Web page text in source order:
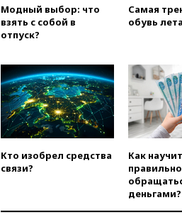
Модный выбор: что
взять с собой в
отпуск?
Самая
обувь
Кто изобрел средства
связи?
Как
правильно
деньгами?